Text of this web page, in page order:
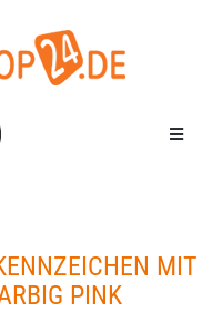
Menü
MIT
PINK